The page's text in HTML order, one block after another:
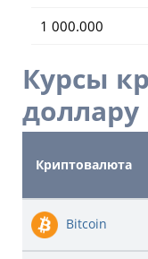
1 000.000
Курсы
доллару
Криптовалюта
Bitcoin